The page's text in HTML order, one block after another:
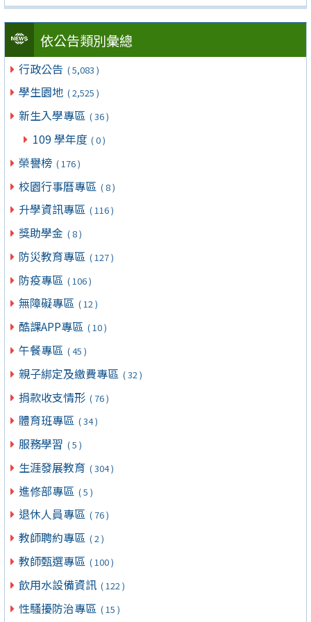
依公告類別彙總
行政公告 ( 5,083 )
學生園地 ( 2,525 )
新生入學專區 ( 36 )
109 學年度 ( 0 )
榮譽榜 ( 176 )
校園行事曆專區 ( 8 )
升學資訊專區 ( 116 )
獎助學金 ( 8 )
防災教育專區 ( 127 )
防疫專區 ( 106 )
無障礙專區 ( 12 )
酷課APP專區 ( 10 )
午餐專區 ( 45 )
親子綁定及繳費專區 ( 32 )
捐款收支情形 ( 76 )
體育班專區 ( 34 )
服務學習 ( 5 )
生涯發展教育 ( 304 )
進修部專區 ( 5 )
退休人員專區 ( 76 )
教師聘約專區 ( 2 )
教師甄選專區 ( 100 )
飲用水設備資訊 ( 122 )
性騷擾防治專區 ( 15 )